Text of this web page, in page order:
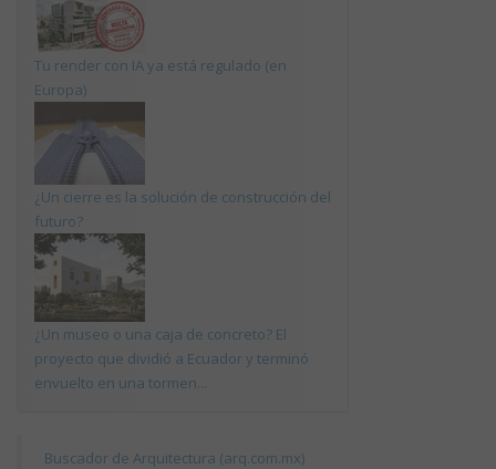
Tu render con IA ya está regulado (en
Europa)
¿Un cierre es la solución de construcción del
futuro?
¿Un museo o una caja de concreto? El
proyecto que dividió a Ecuador y terminó
envuelto en una tormen...
Buscador de Arquitectura (arq.com.mx)